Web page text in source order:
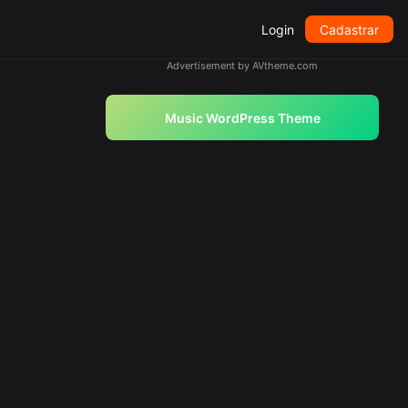
Login Cadastrar
Advertisement by AVtheme.com
Music WordPress Theme